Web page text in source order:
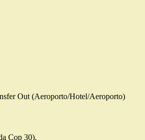
Out (Aeroporto/Hotel/Aeroporto)
Cop 30).